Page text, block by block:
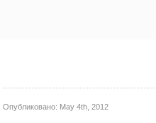
Опубликовано: May 4th, 2012